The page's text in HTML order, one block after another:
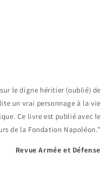
le digne héritier (oublié) de
un vrai personnage à la vie
Ce livre est publié avec le
de la Fondation Napoléon."
Revue Armée et Défense